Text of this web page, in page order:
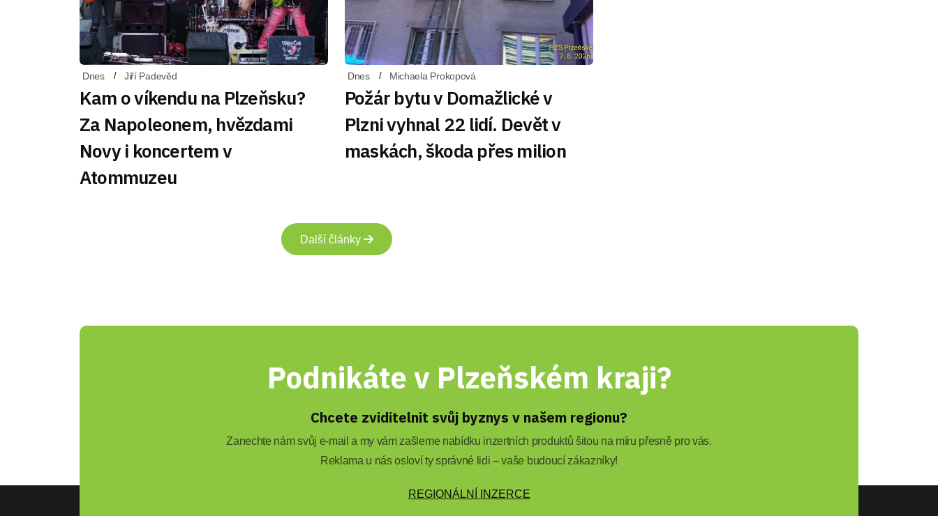
Dnes Jiří Padevěd
Kam o víkendu na Plzeňsku?
Za Napoleonem, hvězdami
Novy i koncertem v
Atommuzeu
Dnes Michaela Prokopová
Požár bytu v Domažlické v
Plzni vyhnal 22 lidí. Devět v
maskách, škoda přes milion
Další články
Podnikáte v Plzeňském kraji?
Chcete zviditelnit svůj byznys v našem regionu?
Zanechte nám svůj e-mail a my vám zašleme nabídku inzertních produktů šitou na míru přesně pro vás.
Reklama u nás osloví ty správné lidi – vaše budoucí zákazníky!
REGIONÁLNÍ INZERCE